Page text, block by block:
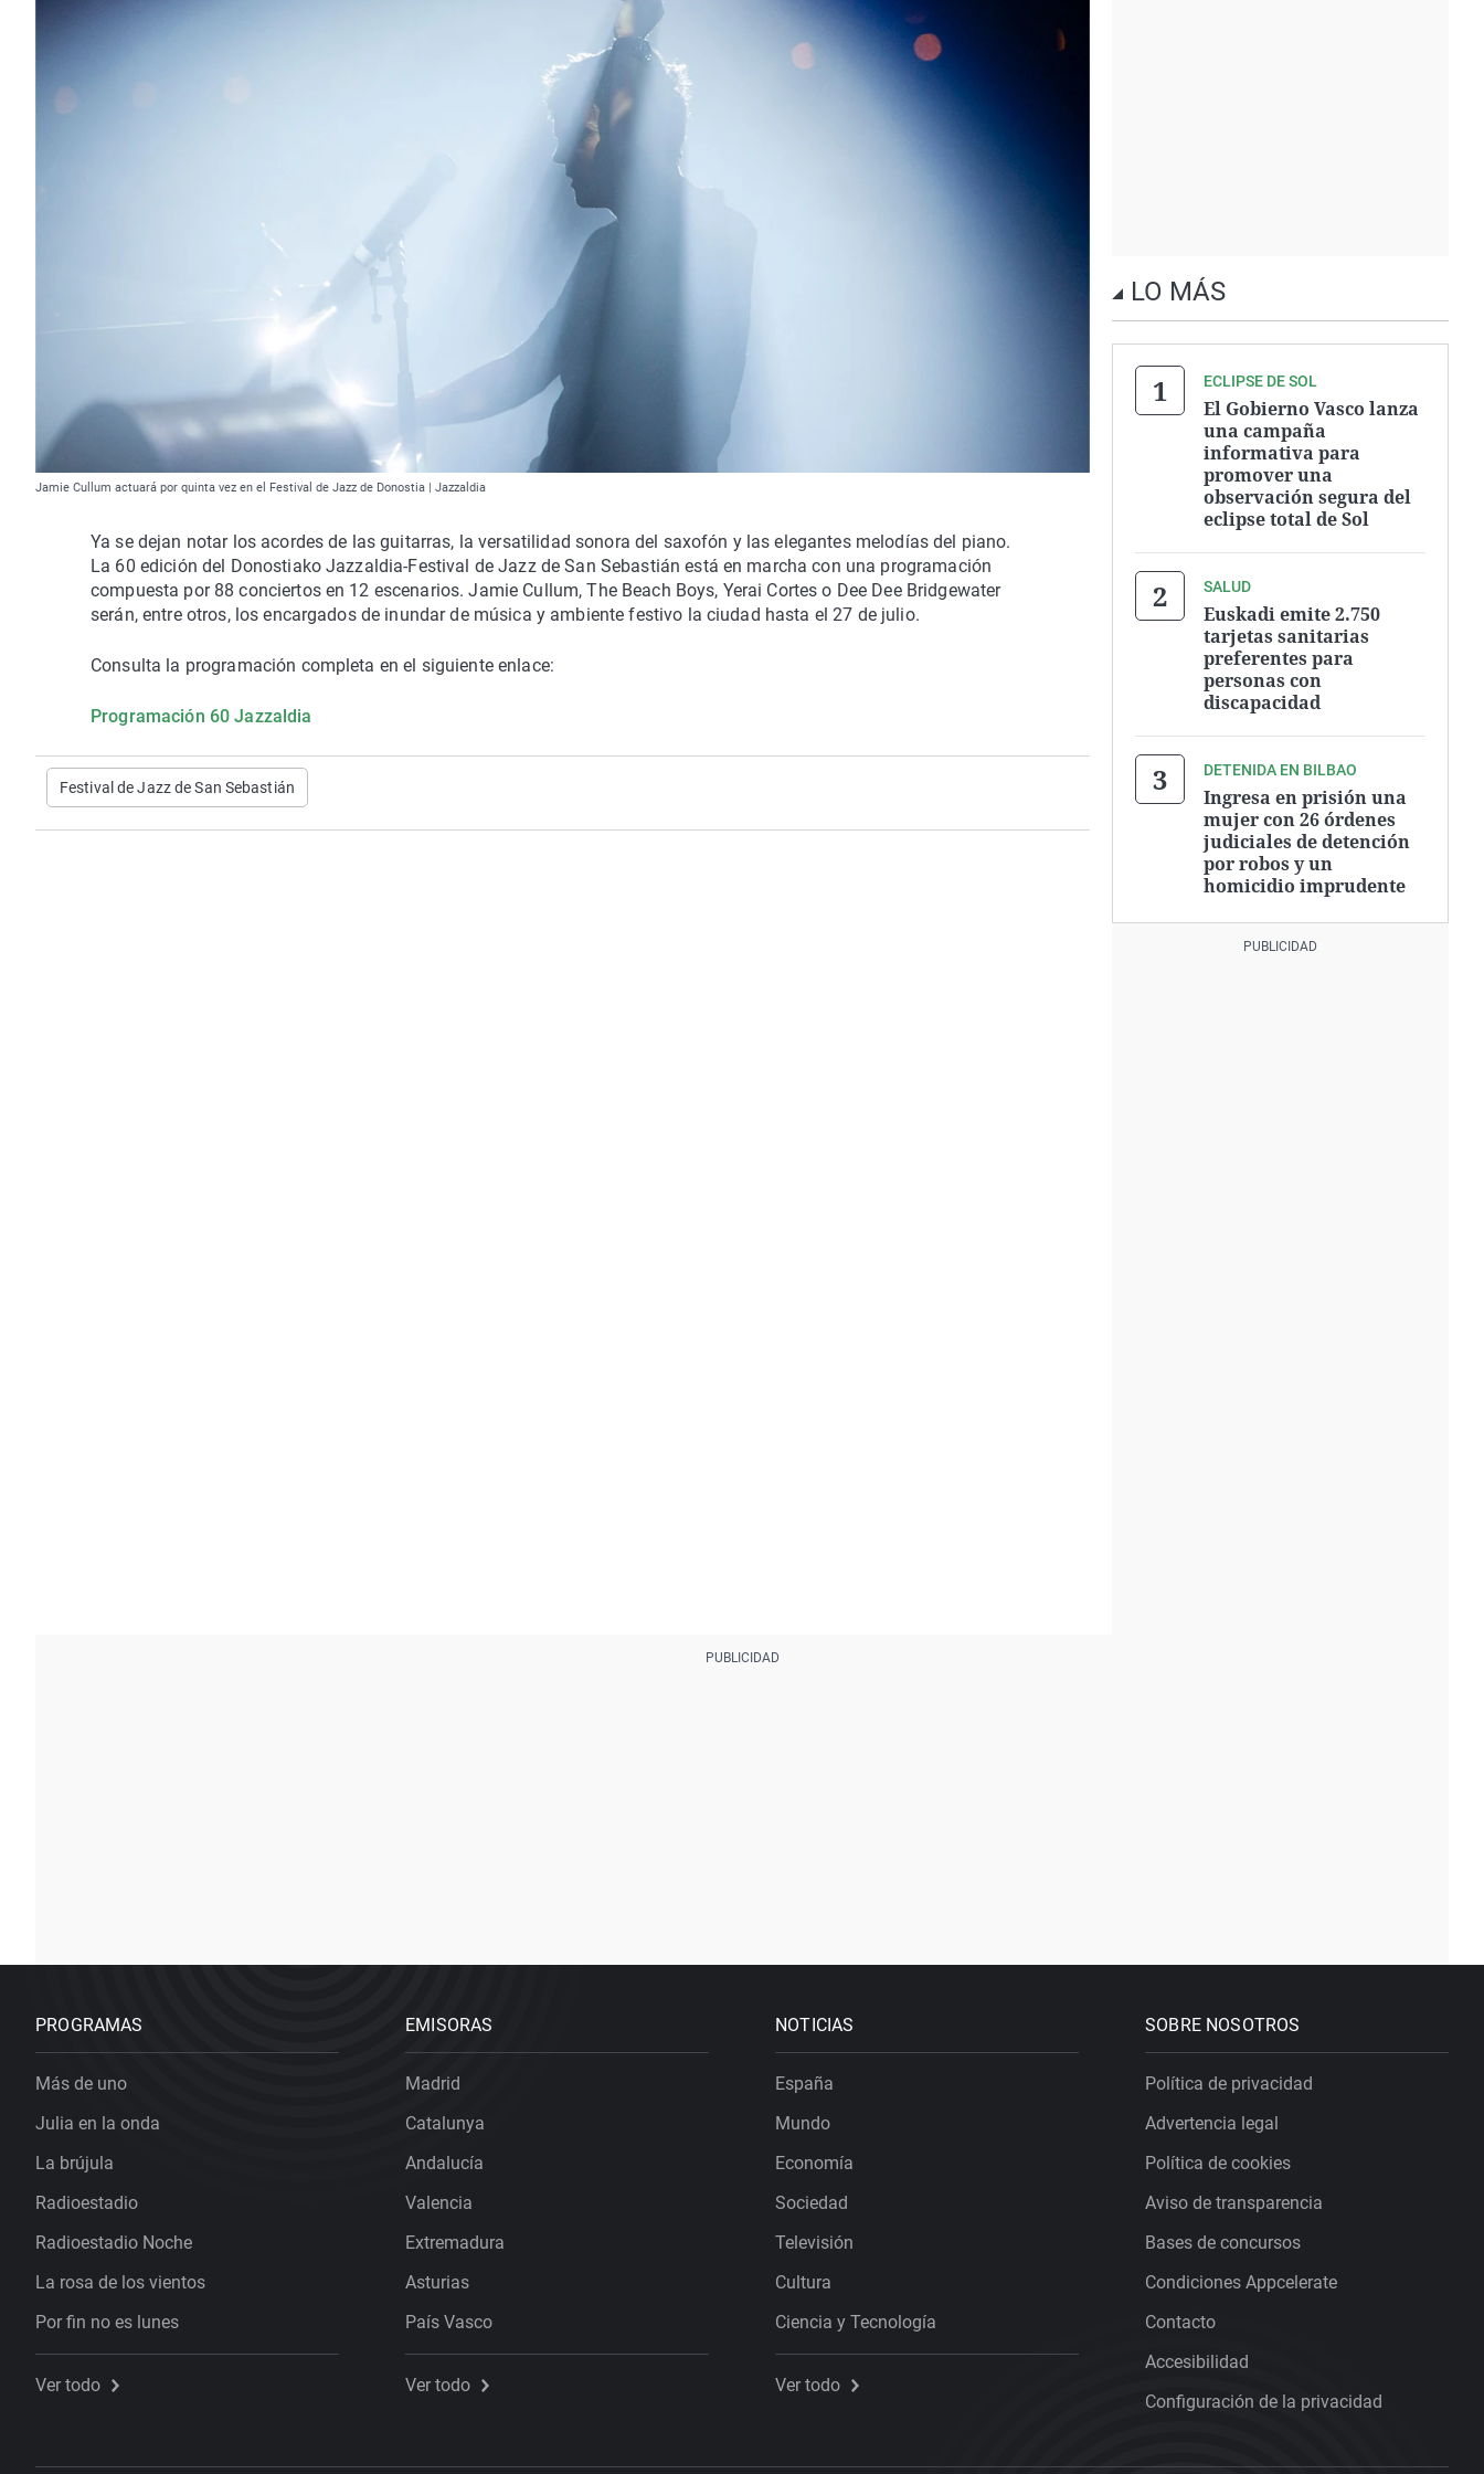
Jamie Cullum actuará por quinta vez en el Festival de Jazz de Donostia | Jazzaldia
Ya se dejan notar los acordes de las guitarras, la versatilidad sonora del saxofón y las elegantes melodías del piano.
La 60 edición del Donostiako Jazzaldia-Festival de Jazz de San Sebastián está en marcha con una programación
compuesta por 88 conciertos en 12 escenarios. Jamie Cullum, The Beach Boys, Yerai Cortes o Dee Dee Bridgewater
serán, entre otros, los encargados de inundar de música y ambiente festivo la ciudad hasta el 27 de julio.
Consulta la programación completa en el siguiente enlace:
Programación 60 Jazzaldia
Festival de Jazz de San Sebastián
LO MÁS
ECLIPSE DE SOL
El Gobierno Vasco lanza
una campaña
informativa para
promover una
observación segura del
eclipse total de Sol
SALUD
Euskadi emite 2.750
tarjetas sanitarias
preferentes para
personas con
discapacidad
DETENIDA EN BILBAO
Ingresa en prisión una
mujer con 26 órdenes
judiciales de detención
por robos y un
homicidio imprudente
PROGRAMAS
Más de uno
Julia en la onda
La brújula
Radioestadio
Radioestadio Noche
La rosa de los vientos
Por fin no es lunes
Ver todo
EMISORAS
Madrid
Catalunya
Andalucía
Valencia
Extremadura
Asturias
País Vasco
Ver todo
NOTICIAS
España
Mundo
Economía
Sociedad
Televisión
Cultura
Ciencia y Tecnología
Ver todo
SOBRE NOSOTROS
Política de privacidad
Advertencia legal
Política de cookies
Aviso de transparencia
Bases de concursos
Condiciones Appcelerate
Contacto
Accesibilidad
Configuración de la privacidad